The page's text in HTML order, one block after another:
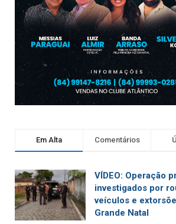
Em Alta Comentários
VÍDEO: Operação
investigados por
veículos e
Grande Natal